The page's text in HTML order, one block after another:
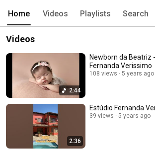
Home Videos Playlists Search
Videos
2:44
Newborn da Beatriz
Fernanda Verissimo
108 views 5 years ago
2:36
Estúdio Fernanda
39 views 5 years ago